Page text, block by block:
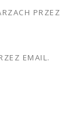
PRZEZ
EMAIL.